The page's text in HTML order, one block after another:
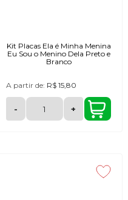
Kit Placas Ela é Minha Menina
Eu Sou o Menino Dela Preto e
Branco
A partir de: R$ 15,80
- +